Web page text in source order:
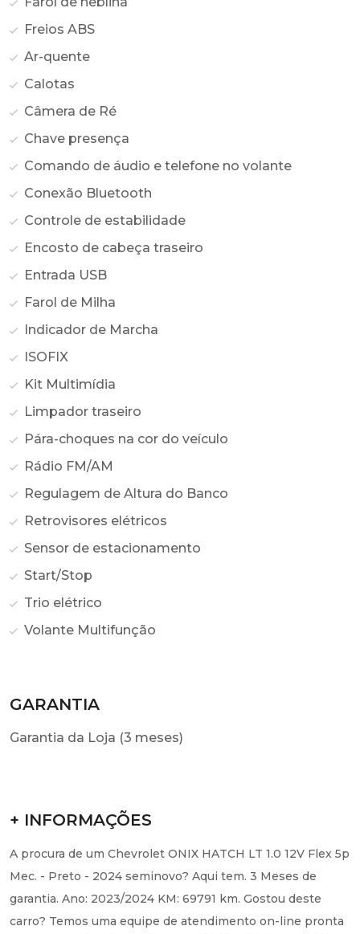
Freios ABS
Ar-quente
Calotas
Câmera de Ré
Chave presença
Comando de áudio e telefone no volante
Conexão Bluetooth
Controle de estabilidade
Encosto de cabeça traseiro
Entrada USB
Farol de Milha
Indicador de Marcha
ISOFIX
Kit Multimídia
Limpador traseiro
Pára-choques na cor do veículo
Rádio FM/AM
Regulagem de Altura do Banco
Retrovisores elétricos
Sensor de estacionamento
Start/Stop
Trio elétrico
Volante Multifunção
GARANTIA
Garantia da Loja (3 meses)
+ INFORMAÇÕES
A procura de um Chevrolet ONIX HATCH LT 1.0 12V Flex 5p
Mec. - Preto - 2024 seminovo? Aqui tem. 3 Meses de
garantia. Ano: 2023/2024 KM: 69791 km. Gostou deste
carro? Temos uma equipe de atendimento on-line pronta